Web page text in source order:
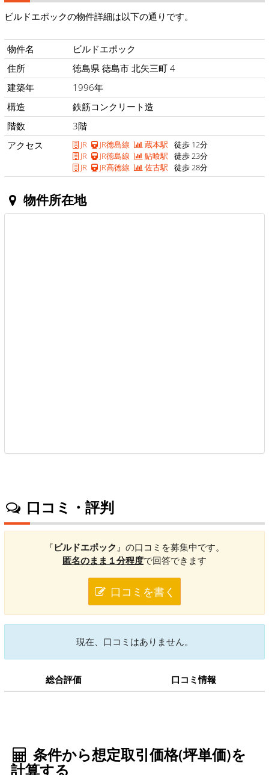
ビルドエポックの物件詳細は以下の通りです。
物件名
ビルドエポック
住所
徳島県 徳島市 北矢三町 4
建築年
1996年
構造
鉄筋コンクリート造
階数
3階
アクセス
JR JR徳島線 蔵本駅 徒歩 12分
JR
JR徳島線 鮎喰駅 徒歩 23分
JR
JR高徳線 佐古駅 徒歩 28分
物件所在地
口コミ・評判
『ビルドエポック 』の口コミを募集中です。
匿名のまま１分程度で回答できます
口コミを書く
現在、口コミはありません。
総合評価 口コミ情報
条件から想定取引価格(坪単価)を
計算する